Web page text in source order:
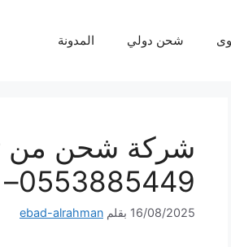
شحن دولي المدونة
شركة شحن من
0553885449– ثقة وإحترافية لكل شحنة
16/08/2025 بقلم ebad-alrahman